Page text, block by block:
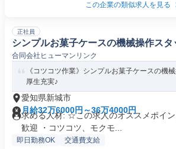
この企業の類似求人を見る
正社員
シンプルお菓子ケースの機械操作スタ
合同会社ヒューマンリンク
《コツコツ作業》シンプルお菓子ケースの機
厚生充実♪
愛知県新城市
月給32万6000円～36万4000円
求める人材: ☆この求人のオススメポイ
歓迎 ・コツコツ、モクモ...
即日勤務OK 交通費支給